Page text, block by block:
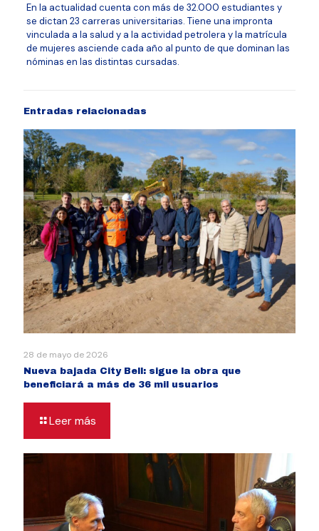
En la actualidad cuenta con más de 32.000 estudiantes y
se dictan 23 carreras universitarias. Tiene una impronta
vinculada a la salud y a la actividad petrolera y la matrícula
de mujeres asciende cada año al punto de que dominan las
nóminas en las distintas cursadas.
Entradas relacionadas
28 de mayo de 2026
Nueva bajada City Bell: sigue la obra que
beneficiará a más de 36 mil usuarios
Leer más